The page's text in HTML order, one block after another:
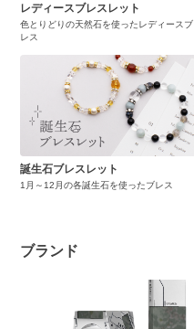
レディースブレスレット
色とりどりの天然石を使ったレディースブ
レス
誕生石ブレスレット
1月～12月の各誕生石を使ったブレス
ブランド